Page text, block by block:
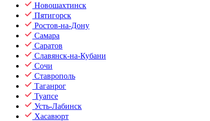
Новошахтинск
Пятигорск
Ростов-на-Дону
Самара
Саратов
Славянск-на-Кубани
Сочи
Ставрополь
Таганрог
Туапсе
Усть-Лабинск
Хасавюрт